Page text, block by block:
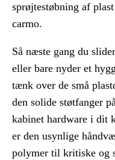
sprøjtestøbning af
carmo.
Så næste gang du
eller bare nyder et
tænk over de små
den solide støtfanger
kabinet hardware i dit
er den usynlige
polymer til kritiske og